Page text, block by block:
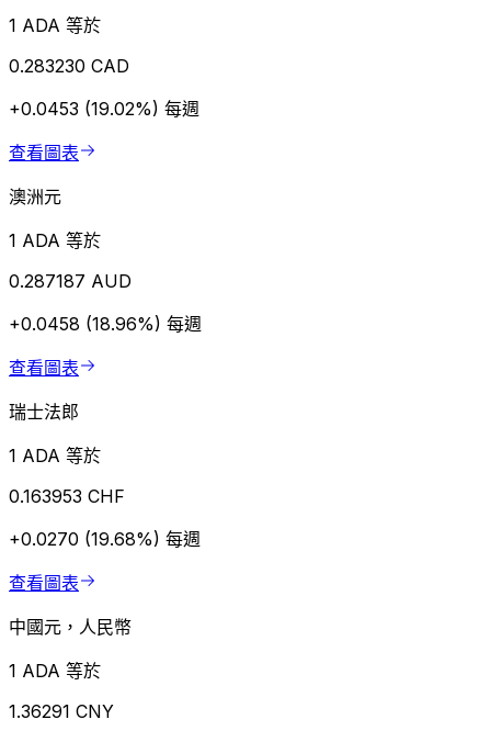
1 ADA 等於
0.283230 CAD
+0.0453 (19.02%) 每週
查看圖表
澳洲元
1 ADA 等於
0.287187 AUD
+0.0458 (18.96%) 每週
查看圖表
瑞士法郎
1 ADA 等於
0.163953 CHF
+0.0270 (19.68%) 每週
查看圖表
中國元，人民幣
1 ADA 等於
1.36291 CNY